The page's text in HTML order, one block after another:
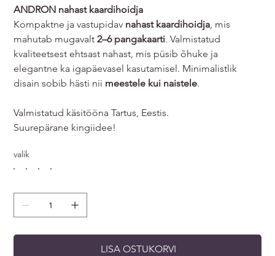
ANDRON nahast kaardihoidja
Kompaktne ja vastupidav nahast kaardihoidja, mis
mahutab mugavalt2–6 pangakaarti. Valmistatud
kvaliteetsest ehtsast nahast, mis püsib õhuke ja
elegantne ka igapäevasel kasutamisel. Minimalistlik
disain sobib hästi nii meestele kui naistele.
Valmistatud käsitööna Tartus, Eestis.
Suurepärane kingiidee!
valik
LISA OSTUKORVI